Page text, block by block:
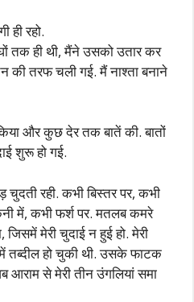
ही रहो.
तक ही थी, मैंने उसको उतार कर
तरफ चली गई. मैं नाश्ता बनाने
और कुछ देर तक बातें की. बातों
शुरू हो गई.
रही. कभी बिस्तर पर, कभी
में, कभी फर्श पर. मतलब कमरे
जिसमें मेरी चुदाई न हुई हो. मेरी
में तब्दील हो चुकी थी. उसके फाटक
से मेरी तीन उंगलियां समा